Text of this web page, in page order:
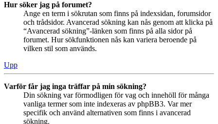
Hur söker jag på forumet?
Ange en term i sökrutan som finns på indexsidan, forumsidor
och trådsidor. Avancerad sökning kan nås genom att klicka på
“Avancerad sökning”-länken som finns på alla sidor på
forumet. Hur sökfunktionen nås kan variera beroende på
vilken stil som används.
Upp
Varför får jag inga träffar på min sökning?
Din sökning var förmodligen för vag och innehöll för många
vanliga termer som inte indexeras av phpBB3. Var mer
specifik och använd alternativen som finns i avancerad
sökning.